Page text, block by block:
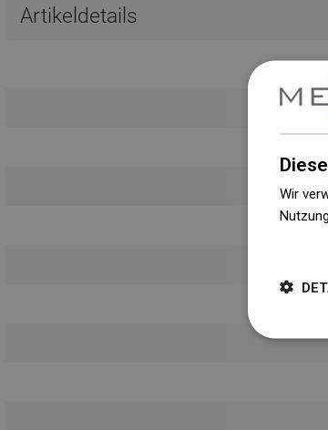
Artikeldetails
Wir